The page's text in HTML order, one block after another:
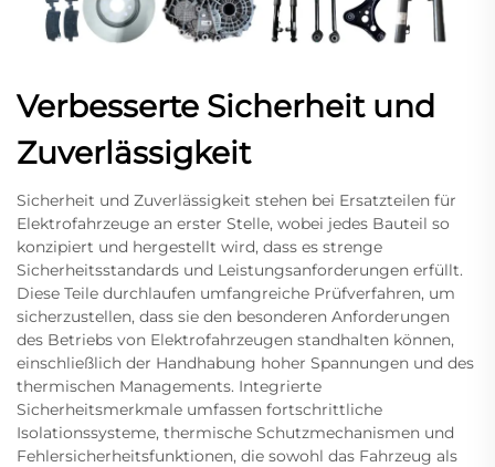
Verbesserte Sicherheit und
Zuverlässigkeit
Sicherheit und Zuverlässigkeit stehen bei Ersatzteilen für
Elektrofahrzeuge an erster Stelle, wobei jedes Bauteil so
konzipiert und hergestellt wird, dass es strenge
Sicherheitsstandards und Leistungsanforderungen erfüllt.
Diese Teile durchlaufen umfangreiche Prüfverfahren, um
sicherzustellen, dass sie den besonderen Anforderungen
des Betriebs von Elektrofahrzeugen standhalten können,
einschließlich der Handhabung hoher Spannungen und des
thermischen Managements. Integrierte
Sicherheitsmerkmale umfassen fortschrittliche
Isolationssysteme, thermische Schutzmechanismen und
Fehlersicherheitsfunktionen, die sowohl das Fahrzeug als